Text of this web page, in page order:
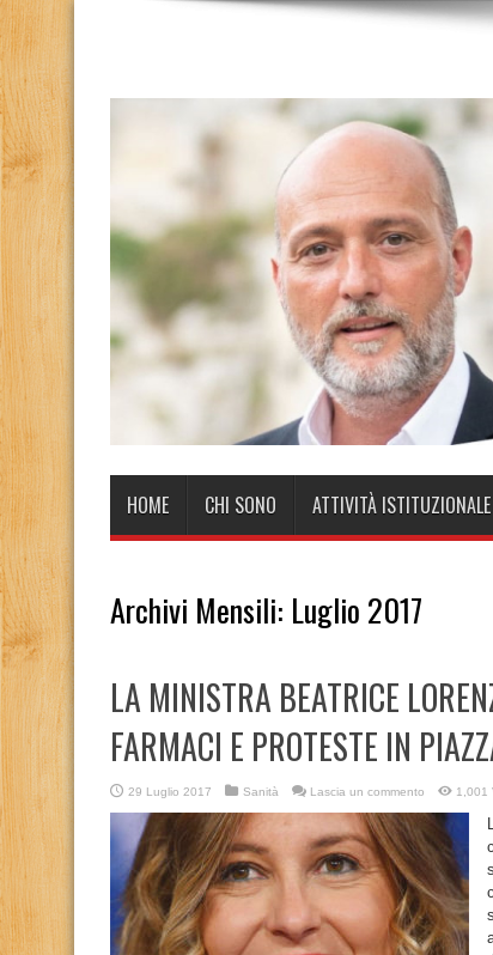
HOME CHI SONO ATTIVITÀ
Archivi Mensili: Luglio 2017
LA MINISTRA BEATRICE
FARMACI E PROTESTE IN
29 Luglio 2017 Sanità Lascia un commento 1,001